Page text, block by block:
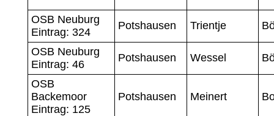
OSB Neuburg
Eintrag: 324
Potshausen Trientje
OSB Neuburg
Eintrag: 46
Potshausen Wessel
OSB
Backemoor
Eintrag: 125
Potshausen Meinert